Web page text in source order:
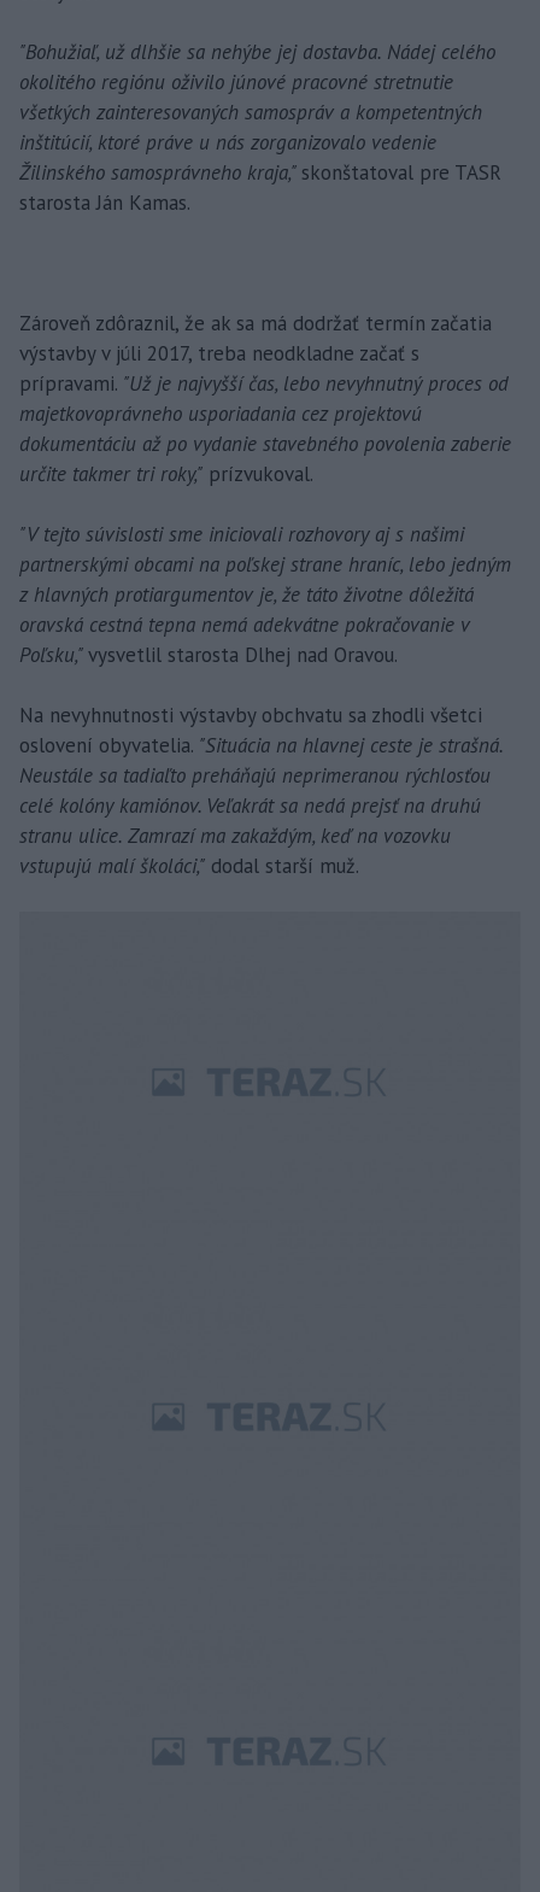
"Bohužiaľ, už dlhšie sa nehýbe jej dostavba. Nádej celého
okolitého regiónu oživilo júnové pracovné stretnutie
všetkých zainteresovaných samospráv a kompetentných
inštitúcií, ktoré práve u nás zorganizovalo vedenie
Žilinského samosprávneho kraja," skonštatoval pre TASR
starosta Ján Kamas.
Zároveň zdôraznil, že ak sa má dodržať termín začatia
výstavby v júli 2017, treba neodkladne začať s
prípravami. "Už je najvyšší čas, lebo nevyhnutný proces od
majetkovoprávneho usporiadania cez projektovú
dokumentáciu až po vydanie stavebného povolenia zaberie
určite takmer tri roky," prízvukoval.
"V tejto súvislosti sme iniciovali rozhovory aj s našimi
partnerskými obcami na poľskej strane hraníc, lebo jedným
z hlavných protiargumentov je, že táto životne dôležitá
oravská cestná tepna nemá adekvátne pokračovanie v
Poľsku,"vysvetlil starosta Dlhej nad Oravou.
Na nevyhnutnosti výstavby obchvatu sa zhodli všetci
oslovení obyvatelia. "Situácia na hlavnej ceste je strašná.
Neustále sa tadiaľto preháňajú neprimeranou rýchlosťou
celé kolóny kamiónov. Veľakrát sa nedá prejsť na druhú
stranu ulice. Zamrazí ma zakaždým, keď na vozovku
vstupujú malí školáci," dodal starší muž.